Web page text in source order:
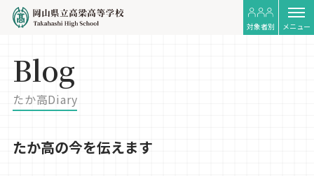
対象者別 メニュー
Blog
たか高Diary
たか高の今を伝えます